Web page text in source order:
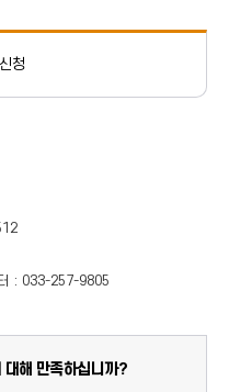
청
: 033-257-9805
대해 만족하십니까?